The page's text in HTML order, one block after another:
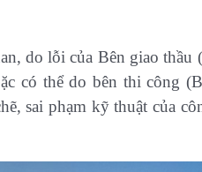
do lỗi của Bên giao thầu
có thể do bên thi công
sai phạm kỹ thuật của